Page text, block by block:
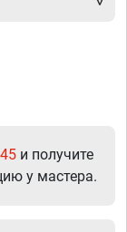
и получите
у мастера.